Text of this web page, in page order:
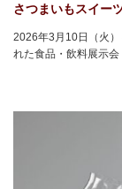
さつまいもスイー
2026年3月10日（火
れた食品・飲料展示